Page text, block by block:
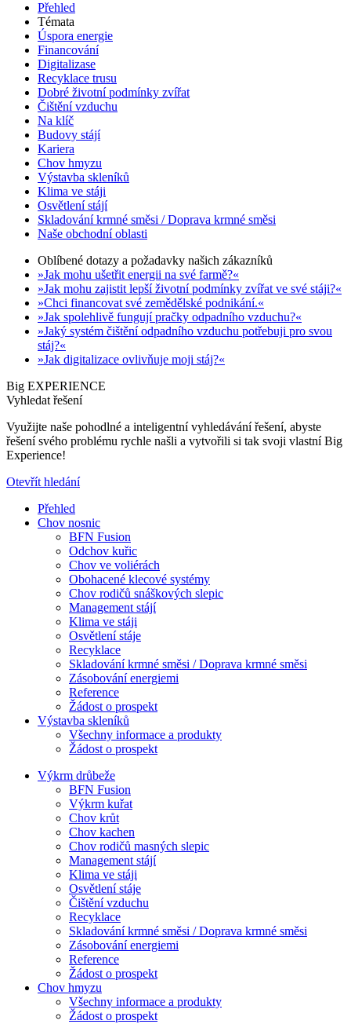
Přehled
Témata
Úspora energie
Financování
Digitalizase
Recyklace trusu
Dobré životní podmínky zvířat
Čištění vzduchu
Na klíč
Budovy stájí
Kariera
Chov hmyzu
Výstavba skleníků
Klima ve stáji
Osvětlení stájí
Skladování krmné směsi / Doprava krmné směsi
Naše obchodní oblasti
Oblíbené dotazy a požadavky našich zákazníků
»Jak mohu ušetřit energii na své farmě?«
»Jak mohu zajistit lepší životní podmínky zvířat ve své stáji?«
»Chci financovat své zemědělské podnikání.«
»Jak spolehlivě fungují pračky odpadního vzduchu?«
»Jaký systém čištění odpadního vzduchu potřebuji pro svou
stáj?«
»Jak digitalizace ovlivňuje moji stáj?«
Big EXPERIENCE
Vyhledat řešení
Využijte naše pohodlné a inteligentní vyhledávání řešení, abyste
řešení svého problému rychle našli a vytvořili si tak svoji vlastní Big
Experience!
Otevřít hledání
Přehled
Chov nosnic
BFN Fusion
Odchov kuřic
Chov ve voliérách
Obohacené klecové systémy
Chov rodičů snáškových slepic
Management stájí
Klima ve stáji
Osvětlení stáje
Recyklace
Skladování krmné směsi / Doprava krmné směsi
Zásobování energiemi
Reference
Žádost o prospekt
Výstavba skleníků
Všechny informace a produkty
Žádost o prospekt
Výkrm drůbeže
BFN Fusion
Výkrm kuřat
Chov krůt
Chov kachen
Chov rodičů masných slepic
Management stájí
Klima ve stáji
Osvětlení stáje
Čištění vzduchu
Recyklace
Skladování krmné směsi / Doprava krmné směsi
Zásobování energiemi
Reference
Žádost o prospekt
Chov hmyzu
Všechny informace a produkty
Žádost o prospekt